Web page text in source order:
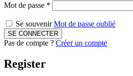
Mot de passe *
Se souvenirMot de passe oublié
Pas de compte ? Créer un compte
Register